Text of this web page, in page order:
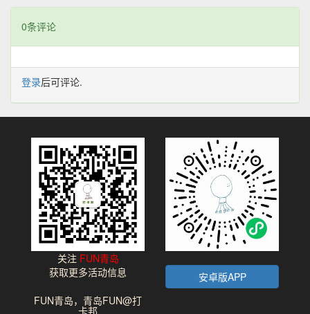
0条评论
登录后可评论.
关注 FUN青岛
获取更多活动信息
安卓版APP
FUN青岛，青岛FUN@打
卡邦